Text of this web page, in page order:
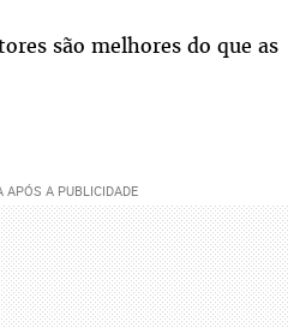
são melhores do que as